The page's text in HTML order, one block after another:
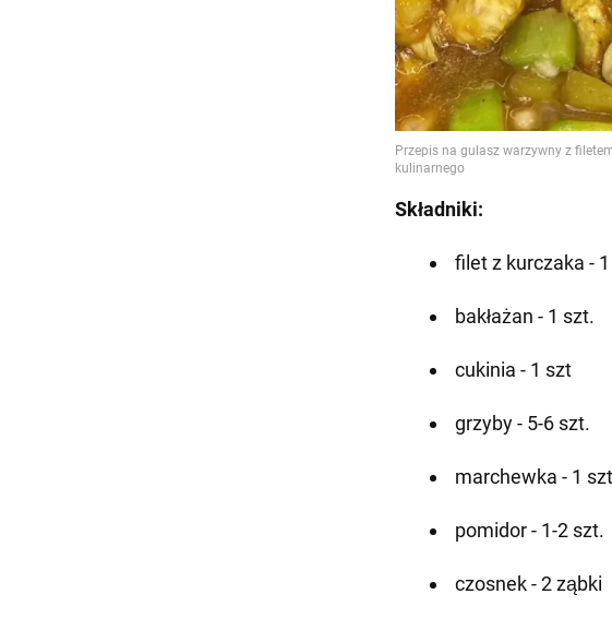
Składniki:
filet z kurczaka -
bakłażan - 1 szt.
cukinia - 1 szt
grzyby - 5-6 szt.
marchewka - 1 szt
pomidor - 1-2 szt.
czosnek - 2 ząbki